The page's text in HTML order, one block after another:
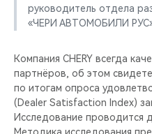
руководитель отдела
«ЧЕРИ АВТОМОБИЛИ РУС»
Компания CHERY всегда
партнёров, об этом
по итогам опроса
(Dealer Satisfaction Index)
Исследование проводится